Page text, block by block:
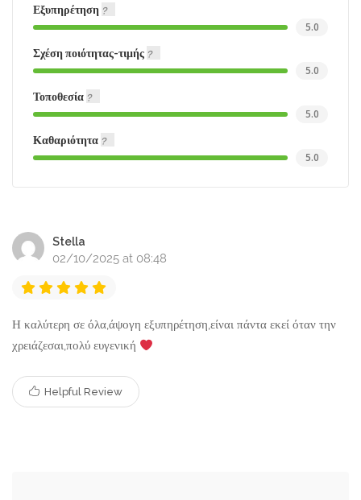
Εξυπηρέτηση
5.0
Σχέση ποιότητας-τιμής
5.0
Τοποθεσία
5.0
Καθαριότητα
5.0
Stella
02/10/2025 at 08:48
Η καλύτερη σε όλα,άψογη εξυπηρέτηση,είναι πάντα εκεί όταν την
χρειάζεσαι,πολύ ευγενική
Helpful Review